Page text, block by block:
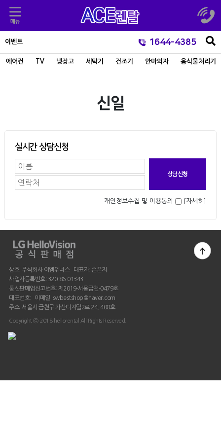
이벤트 1644-4385
에어컨 TV 냉장고 세탁기 건조기 안마의자 음식물처리기
신일
실시간 상담신청
개인정보수집 및 이용동의 [자세히]
상호: 주식회사 이엠위너스 대표자: 손은지
사업자등록번호: 320-86-01343
통신판매업신고번호: 제2019-서울금천-0479호
대표번호: 이메일: swbestshop@naver.com
주소: 서울시 금천구 가산디지털2로 24, 408호
Copyright ⓒ 2018 hellorental All Rights Reserved.